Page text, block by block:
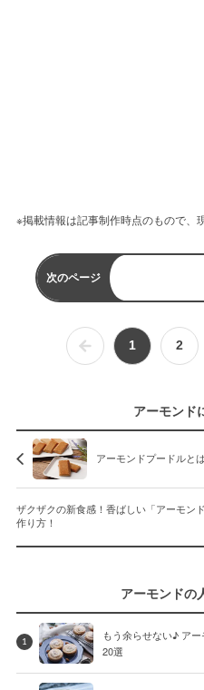
※掲載情報は記事制作時点のもので、
次のページ
1 2
アーモンド
アーモンドプードルと
ザクザクの新食感！香ばしい「アーモン
作り方！
アーモンドの
1
もう余らせない♪ ア
20選